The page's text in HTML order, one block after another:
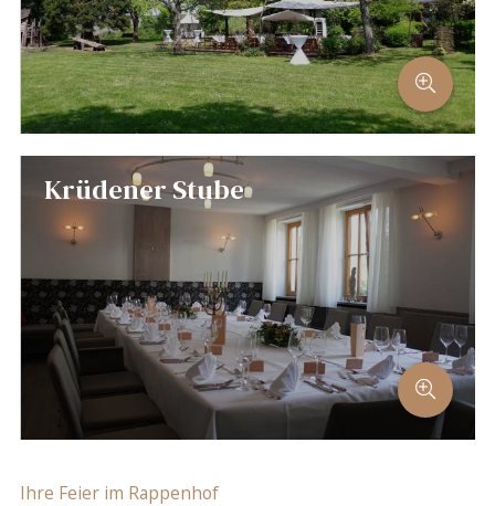
Krüdener Stube
Ihre Feier im Rappenhof